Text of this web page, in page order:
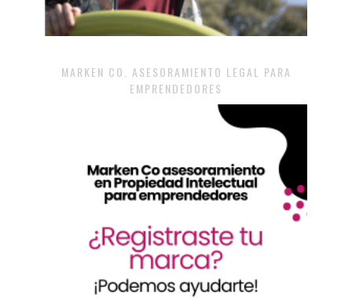
MARKEN CO. ASESORAMIENTO LEGAL PARA
EMPRENDEDORES